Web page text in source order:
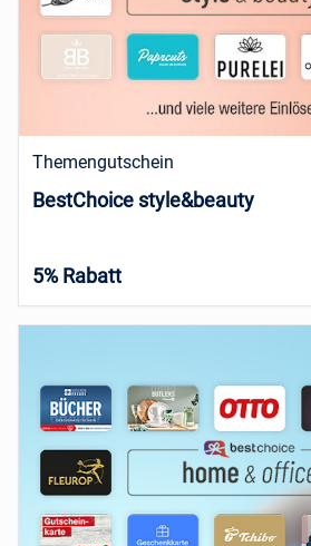
Themengutschein
BestChoice style&beauty
5% Rabatt